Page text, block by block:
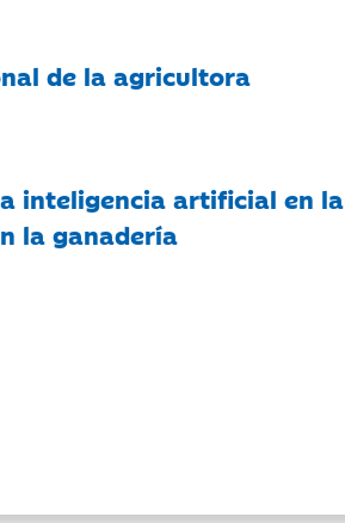
de la agricultora
inteligencia artificial en la
la ganadería